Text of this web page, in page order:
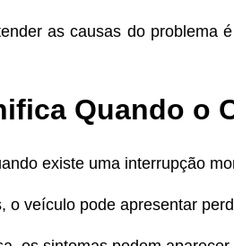
as causas do problema
Quando o
existe uma interrupção
o veículo pode apresentar